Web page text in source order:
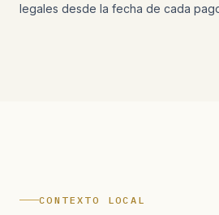
legales desde la fecha de cada
CONTEXTO LOCAL